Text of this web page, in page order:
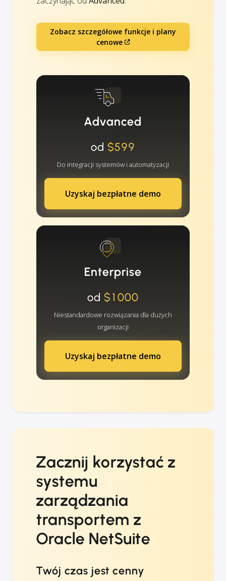
Zobacz szczegółowe funkcje i plany
cenowe
Advanced
od $599
Do integracji systemów i automatyzacji
Uzyskaj bezpłatne demo
Enterprise
od $1000
Niestandardowe rozwiązania dla dużych
organizacji
Uzyskaj bezpłatne demo
Zacznij korzystać z
systemu
zarządzania
transportem z
Oracle NetSuite
Twój czas jest cenny